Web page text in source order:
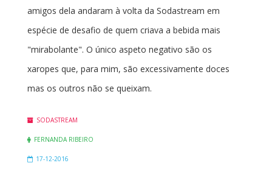
amigos dela andaram à volta da Sodastream em
espécie de desafio de quem criava a bebida mais
"mirabolante". O único aspeto negativo são os
xaropes que, para mim, são excessivamente doces
mas os outros não se queixam.
SODASTREAM
FERNANDA RIBEIRO
17-12-2016